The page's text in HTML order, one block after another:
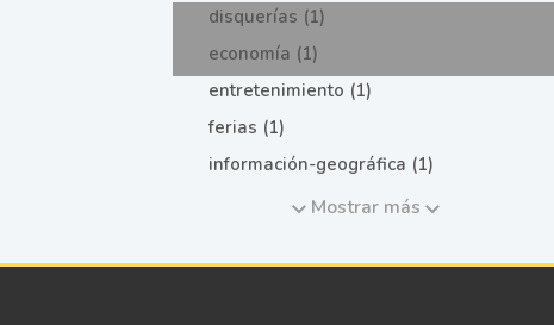
disquerías (1)
economía (1)
entretenimiento (1)
ferias (1)
información-geográfica (1)
Mostrar más